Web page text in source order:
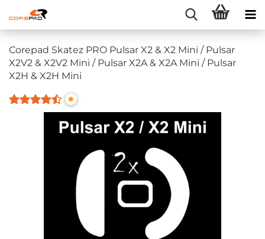
Corepad Skatez PRO Pulsar X2 & X2 Mini / Pulsar
X2V2 & X2V2 Mini / Pulsar X2A & X2A Mini / Pulsar
X2H & X2H Mini
*